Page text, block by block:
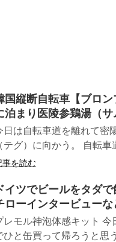
国縦断自転車【ブロ
泊まり医陵参鶏湯（
日は自転車道を離れて密
テグ）に向かう。 自転
事を読む
イツでビールをタダ
ローインタービューな
レモル神泡体感キット
ひと缶買って帰ろうと思